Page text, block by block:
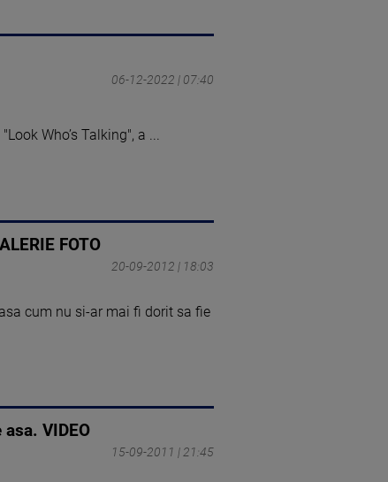
06-12-2022 | 07:40
Who’s Talking", a ...
FOTO
20-09-2012 | 18:03
cum nu si-ar mai fi dorit sa fie
VIDEO
15-09-2011 | 21:45